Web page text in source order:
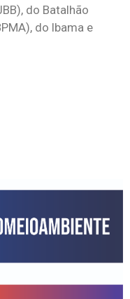
do Batalhão
do Ibama e